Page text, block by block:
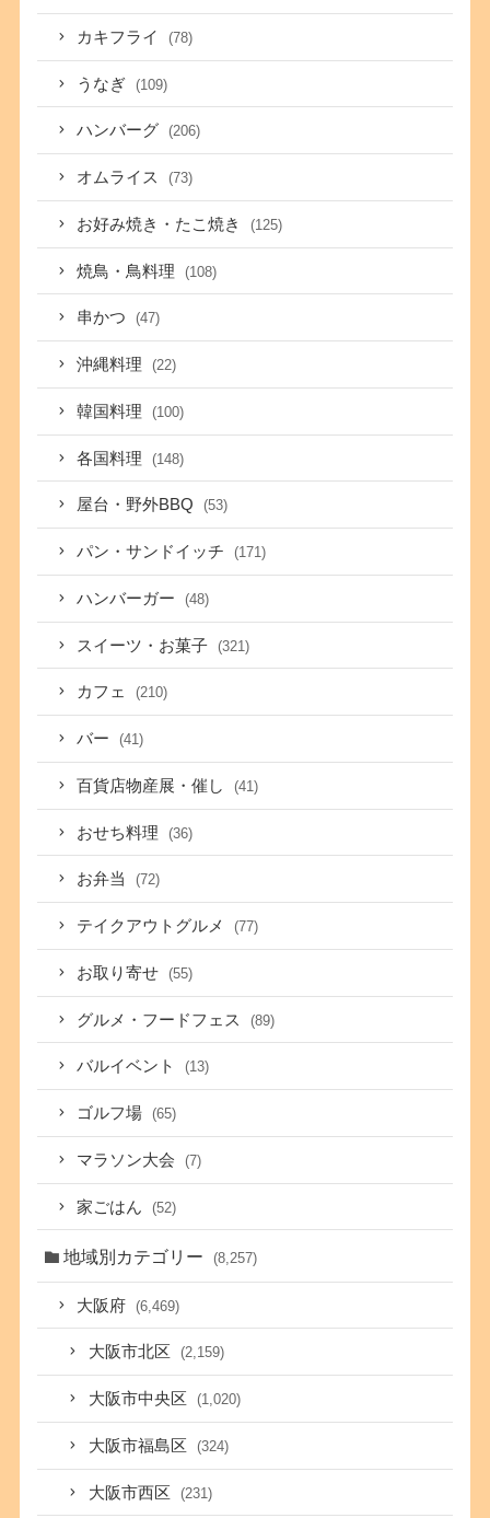
カキフライ (78)
うなぎ (109)
ハンバーグ (206)
オムライス (73)
お好み焼き・たこ焼き (125)
焼鳥・鳥料理 (108)
串かつ (47)
沖縄料理 (22)
韓国料理 (100)
各国料理 (148)
屋台・野外BBQ (53)
パン・サンドイッチ (171)
ハンバーガー (48)
スイーツ・お菓子 (321)
カフェ (210)
バー (41)
百貨店物産展・催し (41)
おせち料理 (36)
お弁当 (72)
テイクアウトグルメ (77)
お取り寄せ (55)
グルメ・フードフェス (89)
バルイベント (13)
ゴルフ場 (65)
マラソン大会 (7)
家ごはん (52)
地域別カテゴリー (8,257)
大阪府 (6,469)
大阪市北区 (2,159)
大阪市中央区 (1,020)
大阪市福島区 (324)
大阪市西区 (231)